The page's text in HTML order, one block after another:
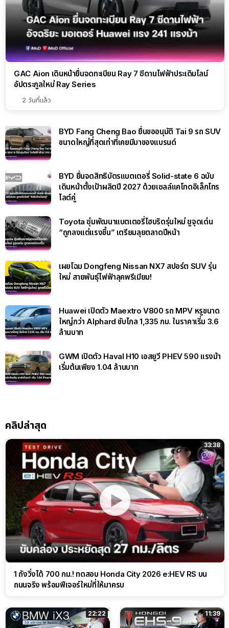
GAC Aion เดินหน้ายื่นจดทะเบียน Ray 7 ซีดานไฟฟ้าประเดิมไลน์
อัปตระกูลใหม่ Ray Series
2 วันที่แล้ว
BYD Fang Cheng Bao ยื่นขออนุมัติ Tai 9 รถ SUV
ขนาดใหญ่ที่สุดเท่าที่เคยมีมาของแบรนด์
BYD ยื่นจดสิทธิบัตรแบตเตอรี่ Solid-state 6 ฉบับ
เดินหน้าตั้งเป้าผลิตปี 2027 ด้วยเซลล์แคโทดอิเล็กโทร
ไลต์คู่
Toyota ซุ่มพัฒนาแบตเตอรี่ไฮบริดรุ่นใหม่ ชูจุดเด่น
“ถูกลงแต่แรงขึ้น” เตรียมลุยตลาดปีหน้า
เผยโฉม Dongfeng Nissan NX7 สปอร์ต SUV รุ่น
ใหม่ สายพันธุ์ไฟฟ้าลุคพรีเมียม!
Huawei เปิดตัว Maextro V800 รถ MPV หรูขนาด
ใหญ่กว่า Alphard ขับไกล 1,335 กม. ในราคาเริ่ม 3.6
ล้านบาท
GWM เปิดตัว Haval H10 เอสยูวี PHEV 590 แรงม้า
เริ่มต้นเพียง 1.04 ล้านบาท
คลิปล่าสุด
33:38
1 ถังวิ่งได้ 700 กม.! ทดสอบ Honda City 2026 e:HEV RS บน
ถนนจริง พร้อมฟีเจอร์ใหม่ที่ให้มาครบ
22:22 11:39